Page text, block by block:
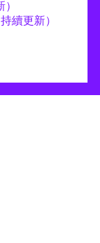
續更新）